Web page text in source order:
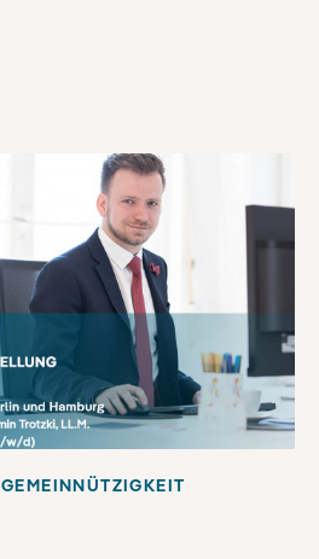
GEMEINNÜTZIGKEIT